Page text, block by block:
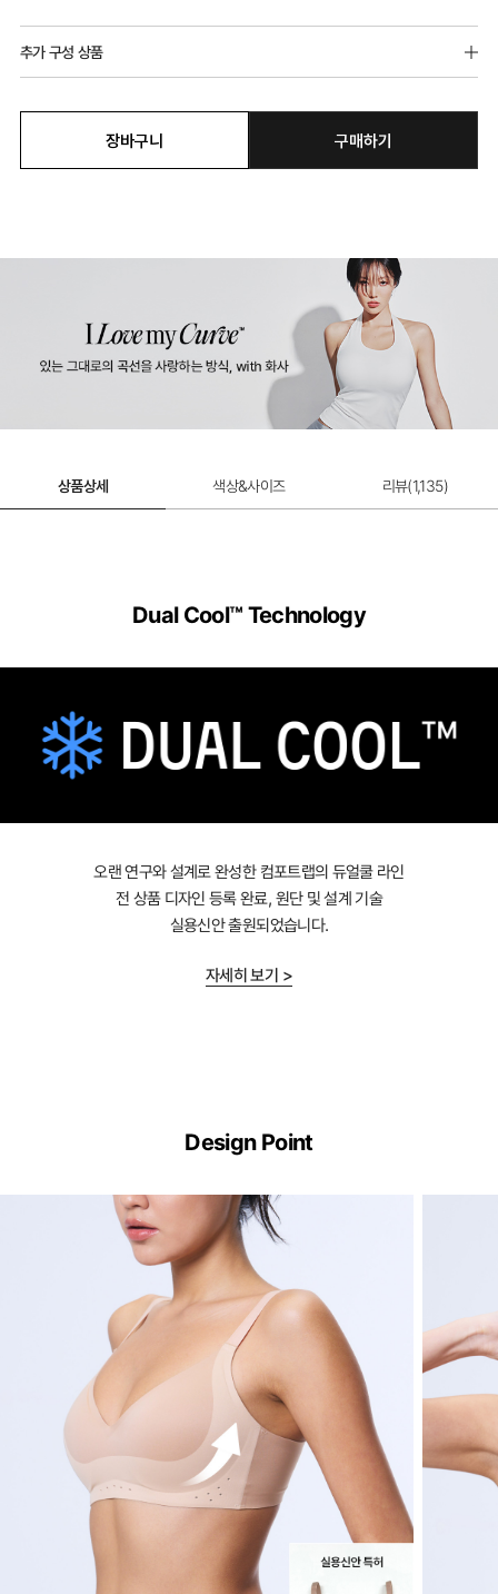
추가 구성 상품
듀얼쿨 베이직 팬티 듀얼쿨 하이웨이스트 팬티
장바구니 구매하기
상품상세 색상&사이즈 리뷰(1,135)
Dual Cool™ Technology
오랜 연구와 설계로 완성한 컴포트랩의 듀얼쿨 라인
전 상품 디자인 등록 완료, 원단 및 설계 기술
실용신안 출원되었습니다.
자세히 보기 >
Design Point